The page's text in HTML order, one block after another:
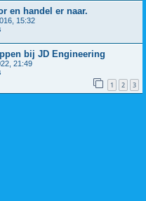
en handel er naar.
15:32
bij JD Engineering
21:49
1 2 3